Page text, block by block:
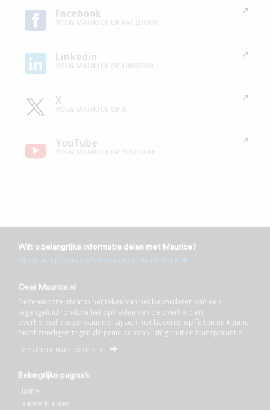
Facebook
Linkedin
X
YouTube
Wilt u belangrijke informatie delen met Maurice?
Stuur uw tip, vraag of verzoek naar de redactie
Over Maurice.nl
Deze website staat in het teken van het bevorderen van een
tegengeluid rondom het optreden van de overheid en
overheidsdiensten wanneer zij zich niet baseren op feiten en kennis
en/of zondigen tegen de principes van integriteit en transparantie.
Lees meer over deze site
Belangrijke pagina’s
Home
Laatste Nieuws